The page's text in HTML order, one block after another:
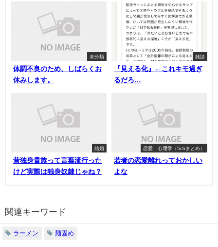
未分類
体調不良のため、しばらくお
休みします。
雑談
『見える化』←これキモ過ぎ
るだろ…
結婚
昔独身貴族って言葉流行った
けど実際は独身奴隷じゃね？
恋愛、心理学（5chまとめ）
若者の恋愛離れっておかしい
よな
関連キーワード
ラーメン 麺固め